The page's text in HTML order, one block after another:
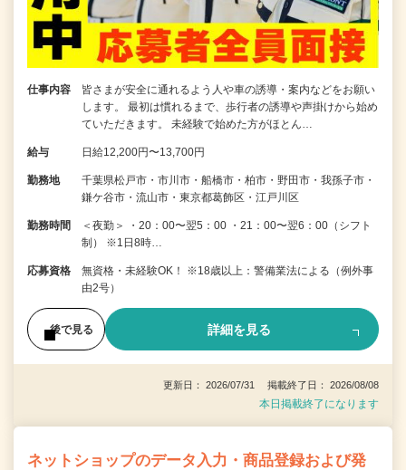
仕事内容
皆さまが安全に通れるよう人や車の誘導・案内などをお願い
します。 最初は慣れるまで、歩行者の誘導や声掛けから始め
ていただきます。 未経験で始めた方がほとん…
給与 日給12,200円〜13,700円
勤務地
千葉県松戸市・市川市・船橋市・柏市・野田市・我孫子市・
鎌ケ谷市・流山市・東京都葛飾区・江戸川区
勤務時間
＜夜勤＞ ・20：00〜翌5：00 ・21：00〜翌6：00（シフト
制） ※1日8時…
応募資格
無資格・未経験OK！ ※18歳以上：警備業法による（例外事
由2号）
後で見る 詳細を見る
更新日： 2026/07/31 掲載終了日： 2026/08/08
本日掲載終了になります
ネットショップのデータ入力・商品登録および発